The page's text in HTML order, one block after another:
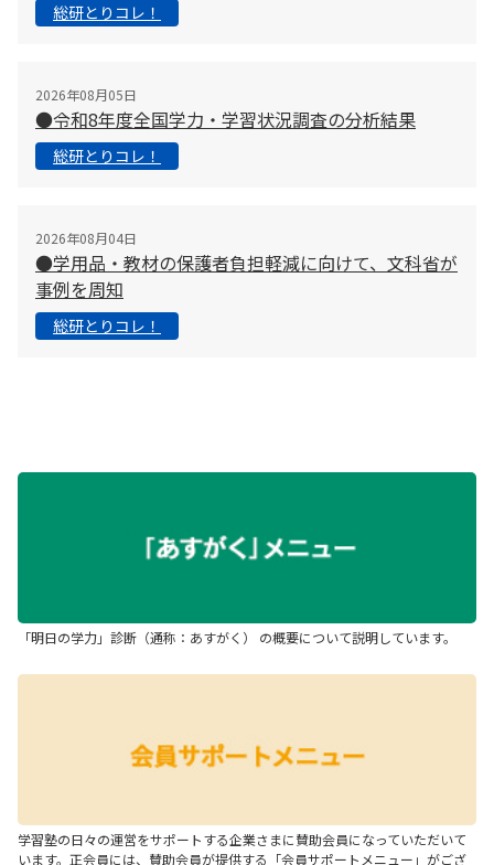
総研とりコレ！
2026年08月05日
●令和8年度全国学力・学習状況調査の分析結果
総研とりコレ！
2026年08月04日
●学用品・教材の保護者負担軽減に向けて、文科省が
事例を周知
総研とりコレ！
「明日の学力」診断（通称：あすがく） の概要について説明しています。
学習塾の日々の運営をサポートする企業さまに賛助会員になっていただいて
います。正会員には、賛助会員が提供する「会員サポートメニュー」がござ